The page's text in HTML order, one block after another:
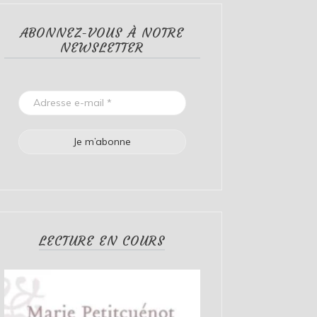
ABONNEZ-VOUS À NOTRE
NEWSLETTER
LECTURE EN COURS